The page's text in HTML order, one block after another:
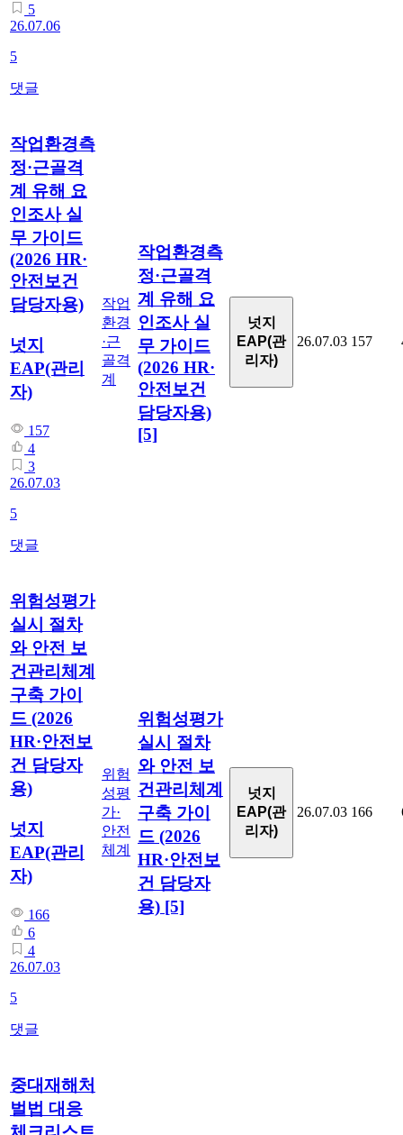
5
26.07.06
5
댓글
작업환경측
정·근골격
계 유해 요
인조사 실
무 가이드
(2026 HR·
안전보건
담당자용)
넛지
EAP(관리
자)
157
4
3
26.07.03
5
댓글
작업
환경
·근
골격
계
작업환경측
정·근골격
계 유해 요
인조사 실
무 가이드
(2026 HR·
안전보건
담당자용)
[5]
넛지
EAP(관
리자)
26.07.03 157
위험성평가
실시 절차
와 안전 보
건관리체계
구축 가이
드 (2026
HR·안전보
건 담당자
용)
넛지
EAP(관리
자)
166
6
4
26.07.03
5
댓글
위험
성평
가·
안전
체계
위험성평가
실시 절차
와 안전 보
건관리체계
구축 가이
드 (2026
HR·안전보
건 담당자
용) [5]
넛지
EAP(관
리자)
26.07.03 166
중대재해처
벌법 대응